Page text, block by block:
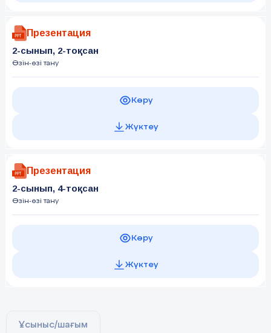
Презентация
2-сынып, 2-тоқсан
Өзін-өзі тану
Көру
Жүктеу
Презентация
2-сынып, 4-тоқсан
Өзін-өзі тану
Көру
Жүктеу
Ұсыныс/шағым